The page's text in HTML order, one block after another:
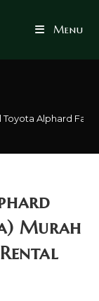
Menu
Alphard
Murah